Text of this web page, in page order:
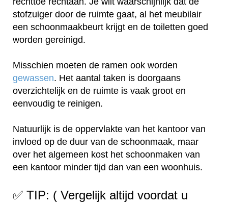
stofzuiger door de ruimte gaat, al het meubilair
een schoonmaakbeurt krijgt en de toiletten goed
worden gereinigd.
Misschien moeten de ramen ook worden
gewassen. Het aantal taken is doorgaans
overzichtelijk en de ruimte is vaak groot en
eenvoudig te reinigen.
Natuurlijk is de oppervlakte van het kantoor van
invloed op de duur van de schoonmaak, maar
over het algemeen kost het schoonmaken van
een kantoor minder tijd dan van een woonhuis.
✅ TIP: ( Vergelijk altijd voordat u